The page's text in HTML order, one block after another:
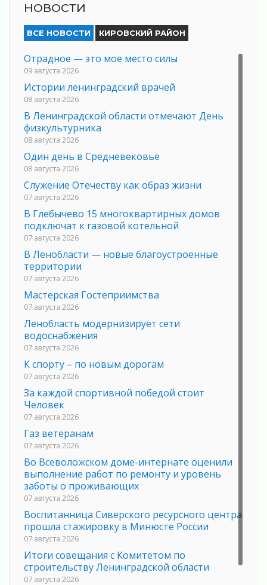
НОВОСТИ
ВСЕ НОВОСТИ КИРОВСКИЙ РАЙОН
Отрадное — это мое место силы
09 августа 2026
Истории ленинградский врачей
08 августа 2026
В Ленинградской области отмечают День
физкультурника
08 августа 2026
Один день в Средневековье
08 августа 2026
Служение Отечеству как образ жизни
07 августа 2026
В Глебычево 15 многоквартирных домов
подключат к газовой котельной
07 августа 2026
В Ленобласти — новые благоустроенные
территории
07 августа 2026
Мастерская Гостеприимства
07 августа 2026
Ленобласть модернизирует сети
водоснабжения
07 августа 2026
К спорту – по новым дорогам
07 августа 2026
За каждой спортивной победой стоит
Человек
07 августа 2026
Газ ветеранам
07 августа 2026
Во Всеволожском доме-интернате оценили
выполнение работ по ремонту и уровень
заботы о проживающих
07 августа 2026
Воспитанница Сиверского ресурсного центра
прошла стажировку в Минюсте России
07 августа 2026
Итоги совещания с Комитетом по
строительству Ленинградской области
07 августа 2026